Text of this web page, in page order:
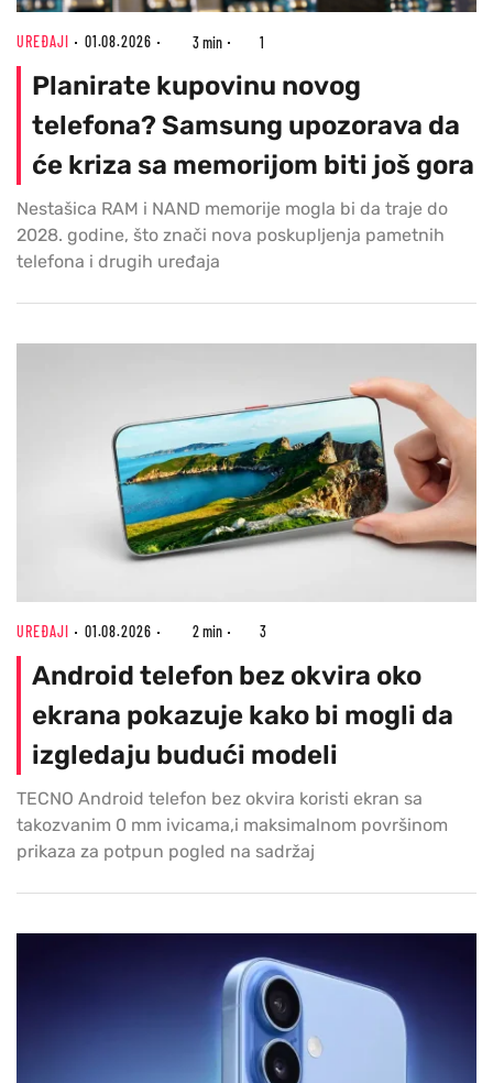
UREĐAJI 01.08.2026 3 min 1
Planirate kupovinu novog
telefona? Samsung upozorava da
će kriza sa memorijom biti još gora
Nestašica RAM i NAND memorije mogla bi da traje do
2028. godine, što znači nova poskupljenja pametnih
telefona i drugih uređaja
UREĐAJI 01.08.2026 2 min 3
Android telefon bez okvira oko
ekrana pokazuje kako bi mogli da
izgledaju budući modeli
TECNO Android telefon bez okvira koristi ekran sa
takozvanim 0 mm ivicama,i maksimalnom površinom
prikaza za potpun pogled na sadržaj